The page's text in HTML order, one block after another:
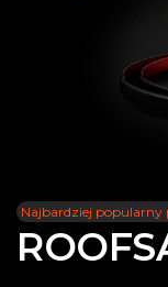
Najbardziej